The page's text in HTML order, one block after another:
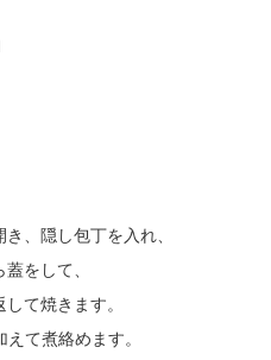
、隠し包丁を入れ、
をして、
て焼きます。
て煮絡めます。